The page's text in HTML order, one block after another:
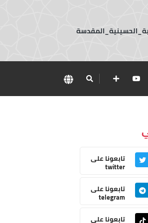
تابعونا على
twitter
تابعونا على
telegram
تابعونا على